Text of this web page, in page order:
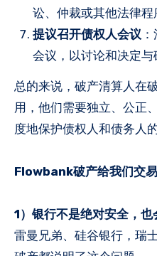
讼、仲裁或其他法律程
提议召开债权人会议
会议，以讨论和决定与
总的来说，破产清算人在
用，他们需要独立、公正
度地保护债权人和债务人
Flowbank破产给我们交
1）银行不是绝对安全，
雷曼兄弟、硅谷银行，瑞